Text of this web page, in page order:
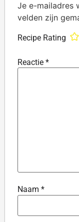
Je e-mailadres
velden zijn
Recipe Rating
Reactie *
Naam *